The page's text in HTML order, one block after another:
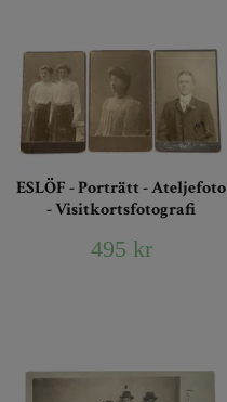
ESLÖF - Porträtt - Ateljefoto
- Visitkortsfotografi
495 kr